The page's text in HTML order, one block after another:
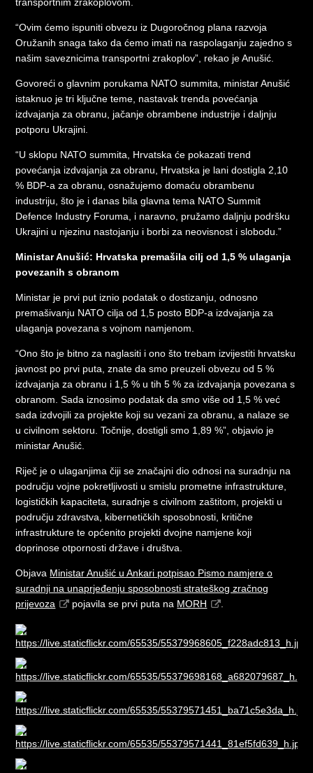
“Ovim ćemo ispuniti obvezu iz Dugoročnog plana razvoja
Oružanih snaga tako da ćemo imati na raspolaganju zajedno s
našim saveznicima transportni zrakoplov”, rekao je Anušić.
Govoreći o glavnim porukama NATO summita, ministar Anušić
istaknuo je tri ključne teme, nastavak trenda povećanja
izdvajanja za obranu, jačanje obrambene industrije i daljnju
potporu Ukrajini.
“U sklopu NATO summita, Hrvatska će pokazati trend
povećanja izdvajanja za obranu, Hrvatska je lani dostigla 2,10
% BDP-a za obranu, osnažujemo domaću obrambenu
industriju, što je i danas bila glavna tema NATO Summit
Defence Industry Foruma, i naravno, pružamo daljnju podršku
Ukrajini u njezinu nastojanju i borbi za neovisnost i slobodu.”
Ministar Anušić: Hrvatska premašila cilj od 1,5 % ulaganja
povezanih s obranom
Ministar je prvi put iznio podatak o dostizanju, odnosno
premašivanju NATO cilja od 1,5 posto BDP-a izdvajanja za
ulaganja povezana s vojnom namjenom.
“Ono što je bitno za naglasiti i ono što trebam izvijestiti hrvatsku
javnost po prvi puta, znate da smo preuzeli obvezu od 5 %
izdvajanja za obranu i 1,5 % u tih 5 % za izdvajanja povezana s
obranom. Sada iznosimo podatak da smo više od 1,5 % već
sada izdvojili za projekte koji su vezani za obranu, a nalaze se
u civilnom sektoru. Točnije, dostigli smo 1,89 %”, objavio je
ministar Anušić.
Riječ je o ulaganjima čiji se značajni dio odnosi na suradnju na
području vojne pokretljivosti u smislu prometne infrastrukture,
logističkih kapaciteta, suradnje s civilnom zaštitom, projekti u
području zdravstva, kibernetičkih sposobnosti, kritične
infrastrukture te općenito projekti dvojne namjene koji
doprinose otpornosti države i društva.
Objava Ministar Anušić u Ankari potpisao Pismo namjere o
suradnji na unaprjeđenju sposobnosti strateškog zračnog
prijevoza
pojavila se prvi puta na MORH